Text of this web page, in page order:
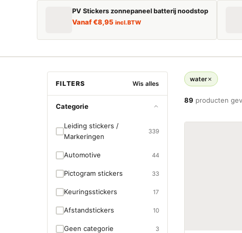
PV Stickers zonnepaneel batterij noodstop
Vanaf€8,95 incl. BTW
FILTERS Wis alles
Categorie
Leiding stickers /
Markeringen
339
Automotive 44
Pictogram stickers 33
Keuringsstickers 17
Afstandstickers 10
Geen categorie 3
water
89 producten